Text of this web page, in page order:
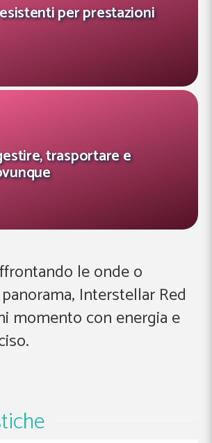
per prestazioni
trasportare e
le onde o
Interstellar Red
momento con energia e